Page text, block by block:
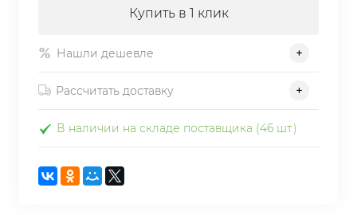
Купить в 1 клик
Нашли дешевле
Рассчитать доставку
В наличии на складе поставщика (46 шт.)